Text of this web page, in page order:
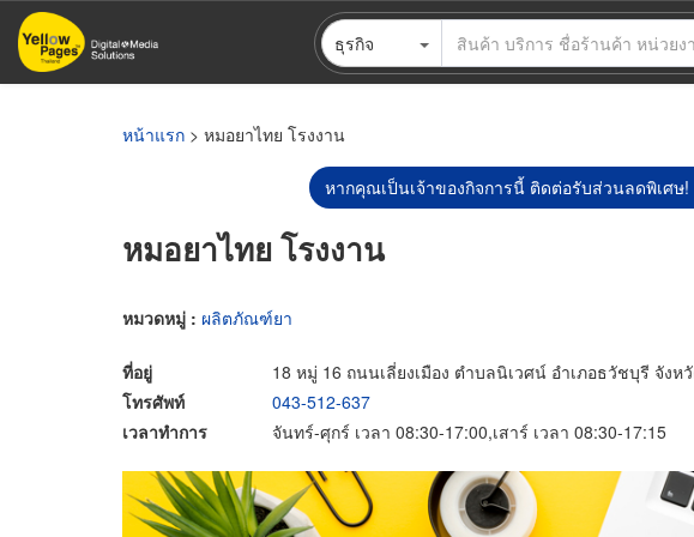
ข้าม
ไป
ธุรกิจ
หน้าแรก > หมอยาไทย โรงงาน
หากคุณเป็นเจ้าของกิจการนี้ ติดต่อรับส่วนลดพิเศษ!
หมอยาไทย โรงงาน
หมวดหมู่ : ผลิตภัณฑ์ยา
ที่อยู่
18 หมู่ 16 ถนนเลี่ยงเมือง ตำบลนิเวศน์ อำเภอธวัชบุรี จังห
โทรศัพท์
043-512-637
เวลาทำการ
จันทร์-ศุกร์ เวลา 08:30-17:00,เสาร์ เวลา 08:30-17:15